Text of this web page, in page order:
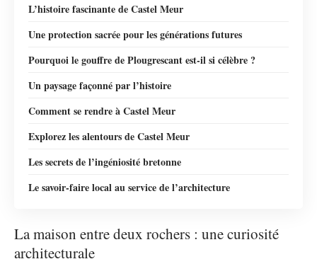
L’histoire fascinante de Castel Meur
Une protection sacrée pour les générations futures
Pourquoi le gouffre de Plougrescant est-il si célèbre ?
Un paysage façonné par l’histoire
Comment se rendre à Castel Meur
Explorez les alentours de Castel Meur
Les secrets de l’ingéniosité bretonne
Le savoir-faire local au service de l’architecture
La maison entre deux rochers : une curiosité
architecturale